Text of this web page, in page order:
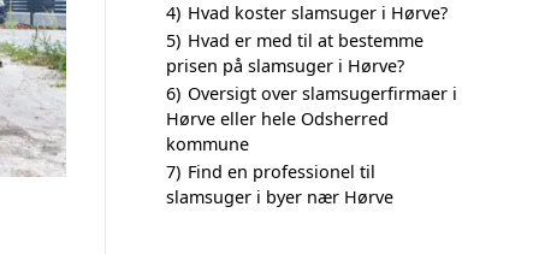
4) Hvad koster slamsuger i Hørve?
5) Hvad er med til at bestemme
prisen på slamsuger i Hørve?
6) Oversigt over slamsugerfirmaer i
Hørve eller hele Odsherred
kommune
7) Find en professionel til
slamsuger i byer nær Hørve